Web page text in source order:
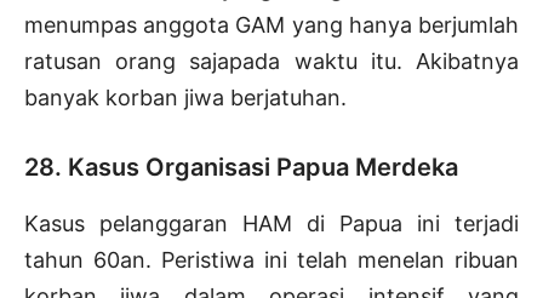
menumpas anggota GAM yang hanya berjumlah
ratusan orang sajapada waktu itu. Akibatnya
banyak korban jiwa berjatuhan.
28. Kasus Organisasi Papua Merdeka
Kasus pelanggaran HAM di Papua ini terjadi
tahun 60an. Peristiwa ini telah menelan ribuan